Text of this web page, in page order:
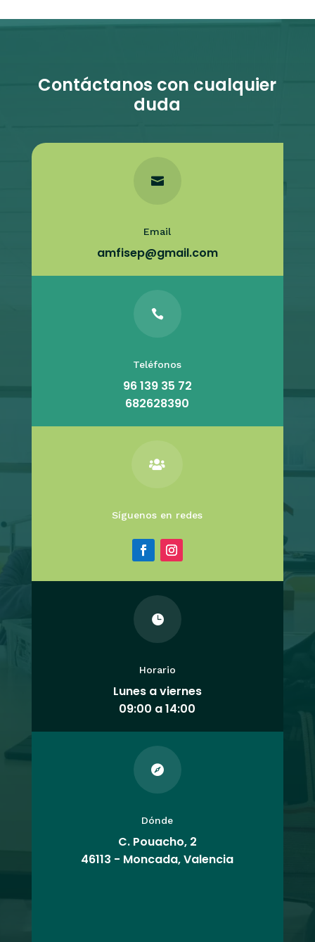
Contáctanos con cualquier
duda

Email
amfisep@gmail.com

Teléfonos
96 139 35 72
682628390

Síguenos en redes

Horario
Lunes a viernes
09:00 a 14:00

Dónde
C. Pouacho, 2
46113 - Moncada, Valencia